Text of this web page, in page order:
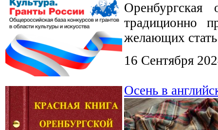
традиционно
желающих стать
16 Сентября
Осень в